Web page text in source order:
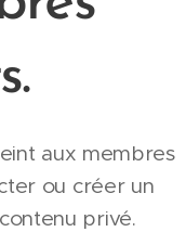
aux membres
ou créer un
privé.